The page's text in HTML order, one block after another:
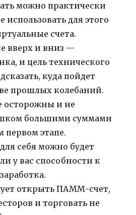
можно практически
использовать для этого
счета.
вверх и вниз —
и цель технического
куда пойдет
прошлых колебаний.
осторожны и не
большими суммами
первом этапе.
себя можно будет
у вас способности к
открыть ПАММ-счет,
и торговать не